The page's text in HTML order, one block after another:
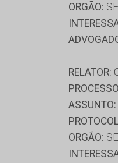
ORGÃO:
RELATOR:
ASSUNTO:
ORGÃO: